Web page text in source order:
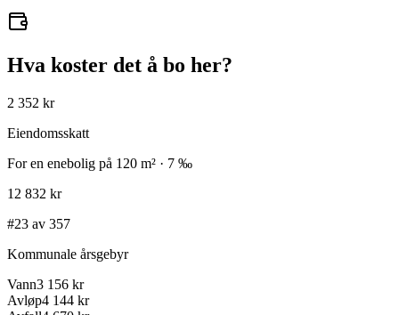
Hva koster det å bo her?
2 352 kr
Eiendomsskatt
For en enebolig på 120 m² · 7 ‰
12 832 kr
#23 av 357
Kommunale årsgebyr
Vann3 156 kr
Avløp4 144 kr